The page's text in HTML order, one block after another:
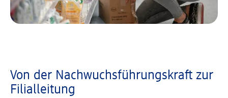
Von der Nachwuchsführungskraft zur
Filialleitung